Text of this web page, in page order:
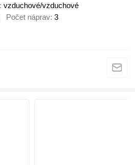
vzduchové/vzduchové
Počet náprav 3